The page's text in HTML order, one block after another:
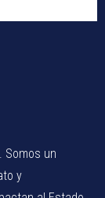
Somos un
y